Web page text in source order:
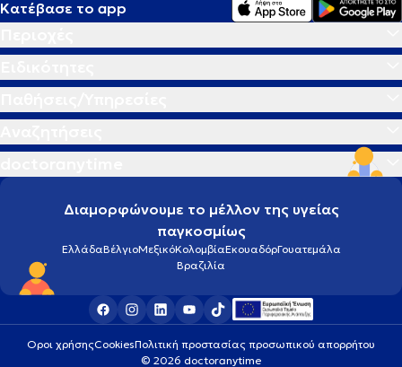
Κατέβασε το app
Διαμορφώνουμε το μέλλον της υγείας
παγκοσμίως
ΕλλάδαΒέλγιοΜεξικόΚολομβίαΕκουαδόρΓουατεμάλα
Βραζιλία
Οροι χρήσηςCookiesΠολιτική προστασίας προσωπικού απορρήτου
© 2026 doctoranytime